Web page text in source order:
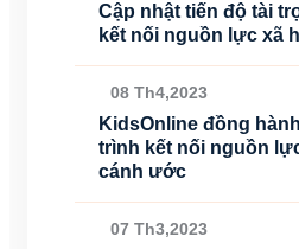
Cập nhật tiến độ tài
kết nối nguồn lực xã
08 Th4,2023
KidsOnline đồng
trình kết nối nguồn
cánh ước
07 Th3,2023